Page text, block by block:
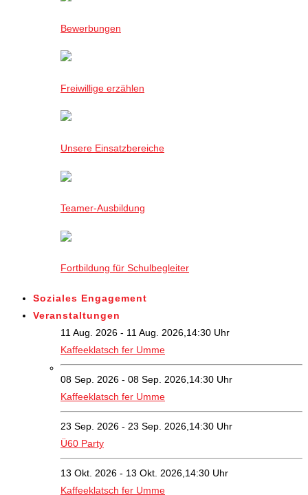
Bewerbungen
Freiwillige erzählen
Unsere Einsatzbereiche
Teamer-Ausbildung
Fortbildung für Schulbegleiter
Soziales Engagement
Veranstaltungen
11 Aug. 2026 - 11 Aug. 2026,14:30 Uhr
Kaffeeklatsch fer Umme
08 Sep. 2026 - 08 Sep. 2026,14:30 Uhr
Kaffeeklatsch fer Umme
23 Sep. 2026 - 23 Sep. 2026,14:30 Uhr
Ü60 Party
13 Okt. 2026 - 13 Okt. 2026,14:30 Uhr
Kaffeeklatsch fer Umme